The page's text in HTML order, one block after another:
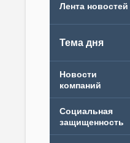
Лента новостей
Тема дня
Новости
компаний